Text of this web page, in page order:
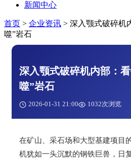
新闻中心
首页 > 企业资讯 > 深入颚式破碎机
噬”岩石
深入颚式破碎机内部：
噬”岩石
2026-01-31 21:00 1032次浏览
在矿山、采石场和大型基建项目
机犹如一头沉默的钢铁巨兽，日